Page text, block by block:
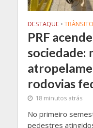
DESTAQUE • TRÂNSITO
PRF
sociedade:
rodovias
18 minutos atrás
No primeiro
pedestres